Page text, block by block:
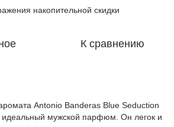
накопительной скидки
К сравнению
Antonio Banderas Blue Seduction
мужской парфюм. Он легок и